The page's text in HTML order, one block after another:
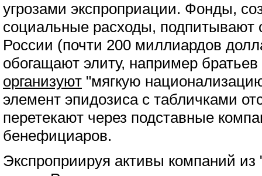
угрозами экспроприации. Фонды,
социальные расходы,
России (почти 200 миллиардов
обогащают элиту, например братьев
организуют "мягкую
элемент эпидозиса с табличками
перетекают через подставные
бенефициаров.
Экспроприируя активы компаний